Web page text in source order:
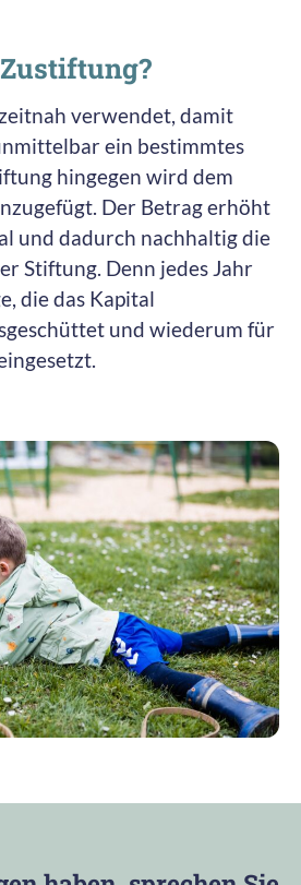
verwendet, damit
ein bestimmtes
hingegen wird dem
Der Betrag erhöht
und dadurch nachhaltig die
Stiftung. Denn jedes Jahr
die das Kapital
und wiederum für